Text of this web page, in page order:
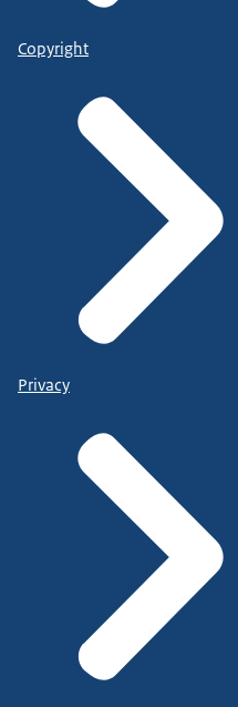
Copyright
Privacy